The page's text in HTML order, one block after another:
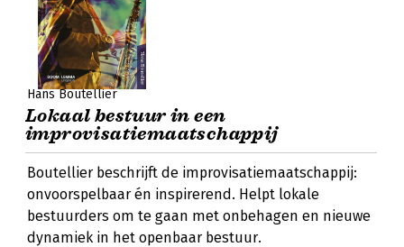
Hans Boutellier
Lokaal bestuur in een
improvisatiemaatschappij
Boutellier beschrijft de improvisatiemaatschappij:
onvoorspelbaar én inspirerend. Helpt lokale
bestuurders om te gaan met onbehagen en nieuwe
dynamiek in het openbaar bestuur.